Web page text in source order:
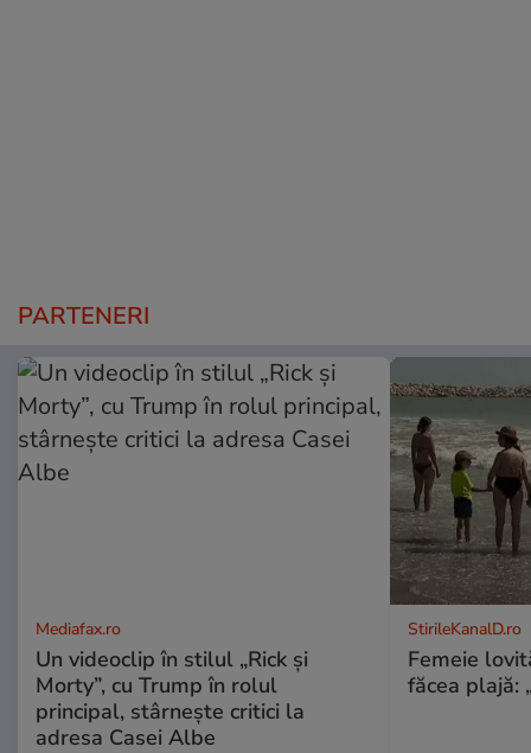
PARTENERI
Mediafax.ro
Un videoclip în stilul „Rick și
Morty”, cu Trump în rolul
principal, stârnește critici la
adresa Casei Albe
StirileKanalD.ro
Femeie
făcea plajă: